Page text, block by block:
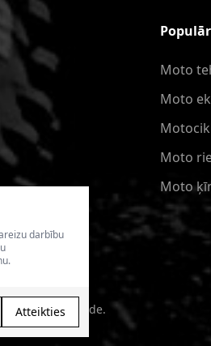
darbību
Atteikties
Moto
Moto
Moto
Moto
- Magecode.